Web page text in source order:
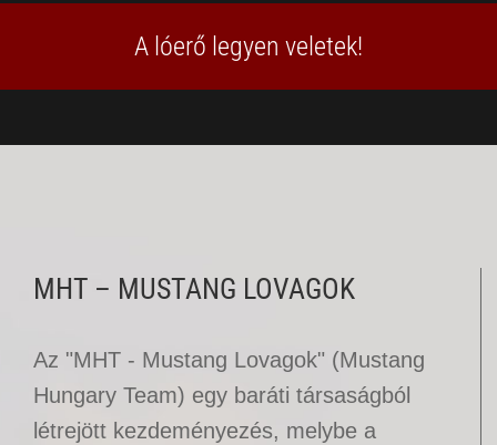
A lóerő legyen veletek!
MHT – MUSTANG LOVAGOK
Az "MHT - Mustang Lovagok" (Mustang
Hungary Team) egy baráti társaságból
létrejött kezdeményezés, melybe a